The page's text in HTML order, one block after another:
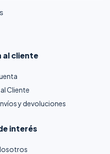
al cliente
Cliente
y devoluciones
interés